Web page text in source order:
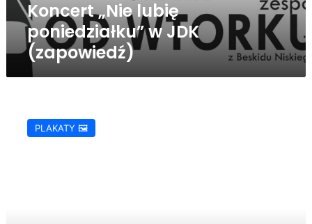
Koncert „Nie lubię
poniedziałku” w JDK
(zapowiedź)
Trzech
PLAKATY 🖼️